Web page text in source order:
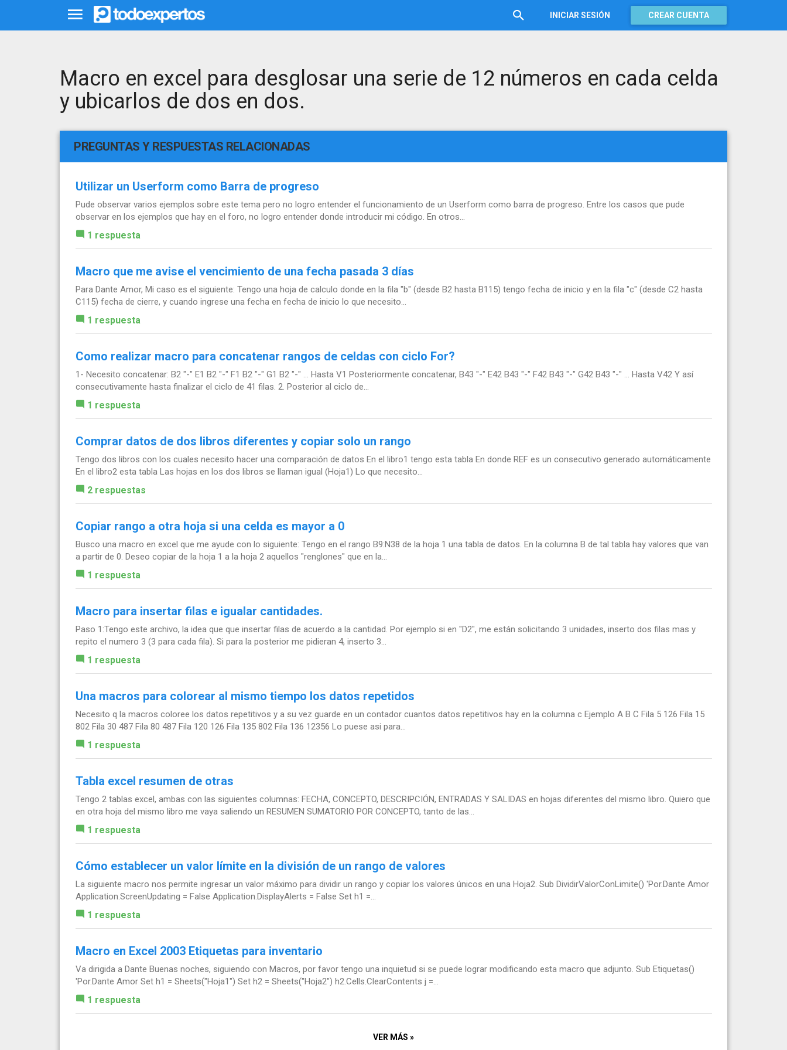
INICIAR SESIÓN CREAR CUENTA
Macro en excel para desglosar una serie de 12 números en cada celda
y ubicarlos de dos en dos.
PREGUNTAS Y RESPUESTAS RELACIONADAS
Utilizar un Userform como Barra de progreso
Pude observar varios ejemplos sobre este tema pero no logro entender el funcionamiento de un Userform como barra de progreso. Entre los casos que pude
observar en los ejemplos que hay en el foro, no logro entender donde introducir mi código. En otros...
1 respuesta
Macro que me avise el vencimiento de una fecha pasada 3 días
Para Dante Amor, Mi caso es el siguiente: Tengo una hoja de calculo donde en la fila "b" (desde B2 hasta B115) tengo fecha de inicio y en la fila "c" (desde C2 hasta
C115) fecha de cierre, y cuando ingrese una fecha en fecha de inicio lo que necesito...
1 respuesta
Como realizar macro para concatenar rangos de celdas con ciclo For?
1- Necesito concatenar: B2 "-" E1 B2 "-" F1 B2 "-" G1 B2 "-" ... Hasta V1 Posteriormente concatenar, B43 "-" E42 B43 "-" F42 B43 "-" G42 B43 "-" ... Hasta V42 Y así
consecutivamente hasta finalizar el ciclo de 41 filas. 2. Posterior al ciclo de...
1 respuesta
Comprar datos de dos libros diferentes y copiar solo un rango
Tengo dos libros con los cuales necesito hacer una comparación de datos En el libro1 tengo esta tabla En donde REF es un consecutivo generado automáticamente
En el libro2 esta tabla Las hojas en los dos libros se llaman igual (Hoja1) Lo que necesito...
2 respuestas
Copiar rango a otra hoja si una celda es mayor a 0
Busco una macro en excel que me ayude con lo siguiente: Tengo en el rango B9:N38 de la hoja 1 una tabla de datos. En la columna B de tal tabla hay valores que van
a partir de 0. Deseo copiar de la hoja 1 a la hoja 2 aquellos "renglones" que en la...
1 respuesta
Macro para insertar filas e igualar cantidades.
Paso 1:Tengo este archivo, la idea que que insertar filas de acuerdo a la cantidad. Por ejemplo si en "D2", me están solicitando 3 unidades, inserto dos filas mas y
repito el numero 3 (3 para cada fila). Si para la posterior me pidieran 4, inserto 3...
1 respuesta
Una macros para colorear al mismo tiempo los datos repetidos
Necesito q la macros coloree los datos repetitivos y a su vez guarde en un contador cuantos datos repetitivos hay en la columna c Ejemplo A B C Fila 5 126 Fila 15
802 Fila 30 487 Fila 80 487 Fila 120 126 Fila 135 802 Fila 136 12356 Lo puese asi para...
1 respuesta
Tabla excel resumen de otras
Tengo 2 tablas excel, ambas con las siguientes columnas: FECHA, CONCEPTO, DESCRIPCIÓN, ENTRADAS Y SALIDAS en hojas diferentes del mismo libro. Quiero que
en otra hoja del mismo libro me vaya saliendo un RESUMEN SUMATORIO POR CONCEPTO, tanto de las...
1 respuesta
Cómo establecer un valor límite en la división de un rango de valores
La siguiente macro nos permite ingresar un valor máximo para dividir un rango y copiar los valores únicos en una Hoja2. Sub DividirValorConLimite() 'Por.Dante Amor
Application.ScreenUpdating = False Application.DisplayAlerts = False Set h1 =...
1 respuesta
Macro en Excel 2003 Etiquetas para inventario
Va dirigida a Dante Buenas noches, siguiendo con Macros, por favor tengo una inquietud si se puede lograr modificando esta macro que adjunto. Sub Etiquetas()
'Por.Dante Amor Set h1 = Sheets("Hoja1") Set h2 = Sheets("Hoja2") h2.Cells.ClearContents j =...
1 respuesta
VER MÁS »